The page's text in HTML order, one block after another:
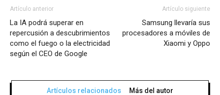
Artículo anterior
La IA podrá superar en
repercusión a descubrimientos
como el fuego o la electricidad
según el CEO de Google
Artículo siguiente
Samsung llevaría sus
procesadores a móviles de
Xiaomi y Oppo
Artículos relacionados Más del autor